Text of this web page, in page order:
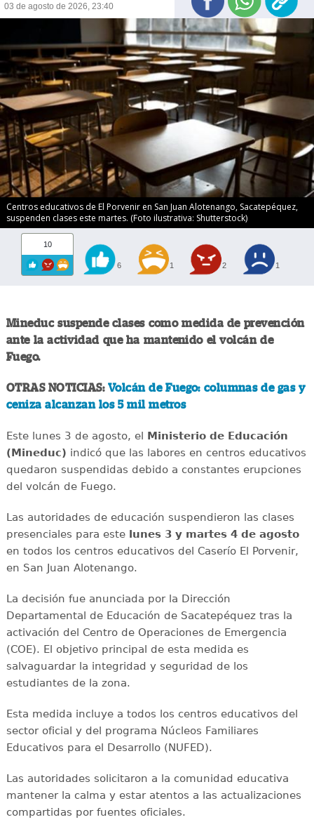
03 de agosto de 2026, 23:40
Centros educativos de El Porvenir en San Juan Alotenango, Sacatepéquez,
suspenden clases este martes. (Foto ilustrativa: Shutterstock)
10
6 1 2 1
Mineduc suspende clases como medida de prevención
ante la actividad que ha mantenido el volcán de
Fuego.
OTRAS NOTICIAS: Volcán de Fuego: columnas de gas y
ceniza alcanzan los 5 mil metros
Este lunes 3 de agosto, el Ministerio de Educación
(Mineduc) indicó que las labores en centros educativos
quedaron suspendidas debido a constantes erupciones
del volcán de Fuego.
Las autoridades de educación suspendieron las clases
presenciales para este lunes 3 y martes 4 de agosto
en todos los centros educativos del Caserío El Porvenir,
en San Juan Alotenango.
La decisión fue anunciada por la Dirección
Departamental de Educación de Sacatepéquez tras la
activación del Centro de Operaciones de Emergencia
(COE). El objetivo principal de esta medida es
salvaguardar la integridad y seguridad de los
estudiantes de la zona.
Esta medida incluye a todos los centros educativos del
sector oficial y del programa Núcleos Familiares
Educativos para el Desarrollo (NUFED).
Las autoridades solicitaron a la comunidad educativa
mantener la calma y estar atentos a las actualizaciones
compartidas por fuentes oficiales.